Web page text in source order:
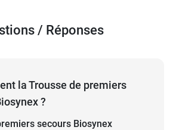
: 1 trousse de secours
/ Réponses
la Trousse de premiers
?
secours Biosynex